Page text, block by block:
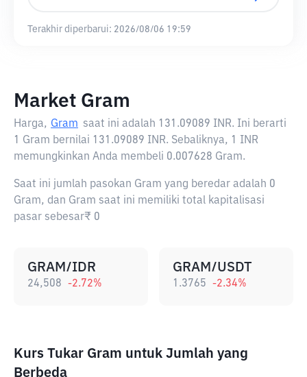
Terakhir diperbarui: 2026/08/06 19:59
Market Gram
Harga, Gram saat ini adalah 131.09089 INR. Ini berarti
1 Gram bernilai 131.09089 INR. Sebaliknya, 1 INR
memungkinkan Anda membeli 0.007628 Gram.
Saat ini jumlah pasokan Gram yang beredar adalah 0
Gram, dan Gram saat ini memiliki total kapitalisasi
pasar sebesar₹ 0
GRAM/IDR
24,508 -2.72%
GRAM/USDT
1.3765 -2.34%
Kurs Tukar Gram untuk Jumlah yang
Berbeda